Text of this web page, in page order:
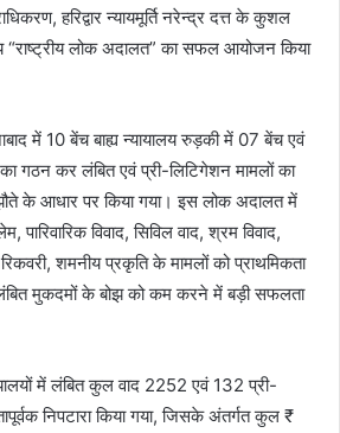
हरिद्वार न्यायमूर्ति नरेन्द्र दत्त के कुशल
“राष्ट्रीय लोक अदालत” का सफल आयोजन किया
में 10 बेंच बाह्य न्यायालय रुड़की में 07 बेंच एवं
गठन कर लंबित एवं प्री-लिटिगेशन मामलों का
के आधार पर किया गया। इस लोक अदालत में
पारिवारिक विवाद, सिविल वाद, श्रम विवाद,
शमनीय प्रकृति के मामलों को प्राथमिकता
मुकदमों के बोझ को कम करने में बड़ी सफलता
में लंबित कुल वाद 2252 एवं 132 प्री-
निपटारा किया गया, जिसके अंतर्गत कुल ₹